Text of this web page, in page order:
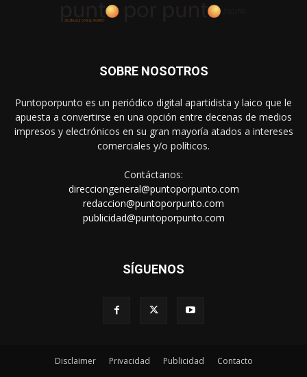
SOBRE NOSOTROS
Puntoporpunto es un periódico digital apartidista y laico que le
apuesta a convertirse en una opción entre decenas de medios
impresos y electrónicos en su gran mayoría atados a intereses
comerciales y/o políticos.
Contáctanos:
direcciongeneral@puntoporpunto.com
redaccion@puntoporpunto.com
publicidad@puntoporpunto.com
SÍGUENOS
Disclaimer Privacidad Publicidad Contacto